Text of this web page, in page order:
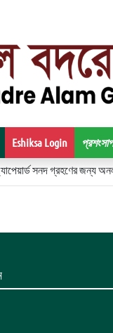
Eshiksa Login
সনদ গ্রহণের জন্য